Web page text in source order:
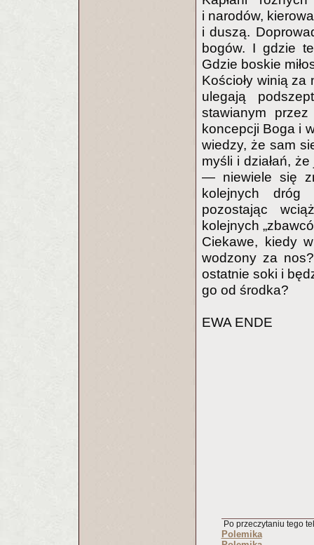
i narodów,
i duszą.
bogów. I gdzie
Gdzie boskie
Kościoły winią za
ulegają
stawianym
koncepcji Boga i
wiedzy, że sam
myśli i działań,
— niewiele się
kolejnych
pozostając
kolejnych
Ciekawe, kiedy
wodzony za
ostatnie soki i
go od środka?
EWA ENDE
Po przeczytaniu tego
Polemika